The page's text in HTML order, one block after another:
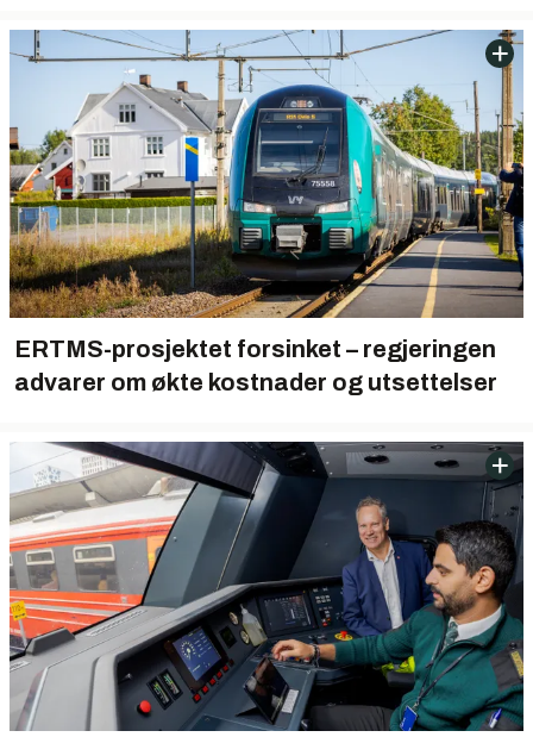
ERTMS-prosjektet forsinket – regjeringen
advarer om økte kostnader og utsettelser